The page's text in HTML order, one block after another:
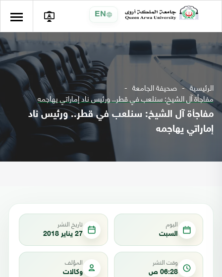
EN
الرئيسية صحيفة الجامعة
مفاجأة آل الشيخ: سنلعب في قطر.. ورئيس ناد إماراتي يهاجمه‎
مفاجأة آل الشيخ: سنلعب في قطر.. ورئيس ناد
إماراتي يهاجمه‎
اليوم
السبت
تاريخ النشر
27 يناير 2018
وقت النشر
06:28 ص
المؤلف
وكالات